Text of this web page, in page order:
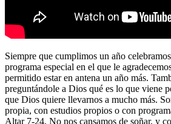
Siempre que cumplimos un año
programa especial en el que le
permitido estar en antena un año más.
preguntándole a Dios qué es lo que viene
que Dios quiere llevarnos a mucho más.
propia, con estudios propios o con
Altar 7-24. No nos cansamos de soñar, y